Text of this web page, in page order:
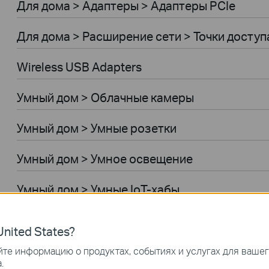
Для дома > Адаптеры > Адаптеры PCIe
Для дома > Расширение сети > Точки
Wireless USB Adapters
Умный дом > Облачные камеры
Умный дом > Умные розетки
Умный дом > Умное освещение
Умный дом > Умные IoT-хабы
Умный дом > Умные выключатели
States?
информацию о продуктах, событиях и услугах для